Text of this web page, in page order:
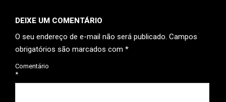
DEIXE UM COMENTÁRIO
O seu endereço de e-mail não será publicado. Campos
obrigatórios são marcados com *
Comentário
*